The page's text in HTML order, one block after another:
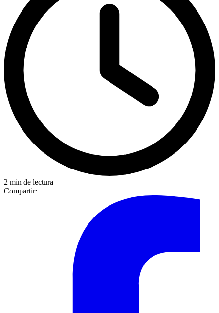
2 min de lectura
Compartir: